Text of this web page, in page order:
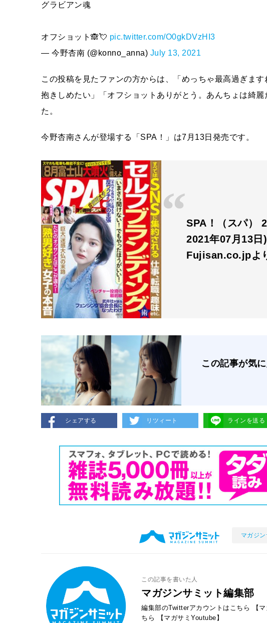
グラビアン魂
オフショット🙈💘 pic.twitter.com/O0gkDVzHI3
— 今野杏南 (@konno_anna) July 13, 2021
この投稿を見たファンの方からは、「めっちゃ最高過ぎま
抱きしめたい」「オフショットありがとう。あんちょは綺
た。
今野杏南さんが登場する「SPA！」は7月13日発売です。
SPA！（スパ）
2021年07月13日
Fujisan.co.jpよ
この記事が気
シェアする リツィート ラインを送る
マガジ
この記事を書いた人
マガジンサミット編集部
編集部のTwitterアカウントはこちら 【
ちら
【マガサミYoutube】